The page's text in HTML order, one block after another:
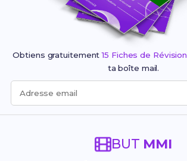
Obtiens gratuitement15 Fiches de Révision
ta boîte mail.
Adresse email
BUT MMI